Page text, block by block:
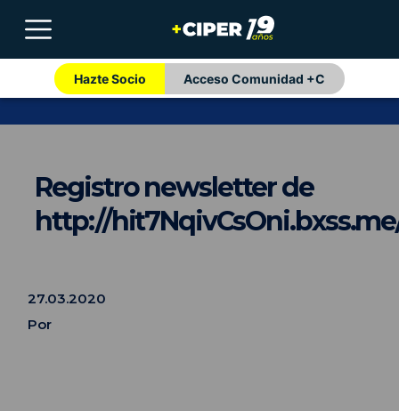
Hazte Socio Acceso Comunidad +C
Registro newsletter de
http://
27.03.2020
Por